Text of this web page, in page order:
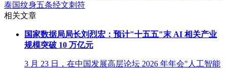
泰国纹身五条经文刺符
相关文章
国家数据局局长刘烈宏：预计"十五五"末 AI 相关产业
规模突破 10 万亿元
3 月 23 日，在中国发展高层论坛 2026 年年会"人工智能